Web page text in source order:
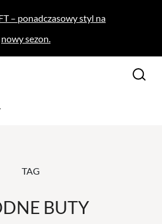
– ponadczasowy styl na
nowy sezon.
TAG
BUTY